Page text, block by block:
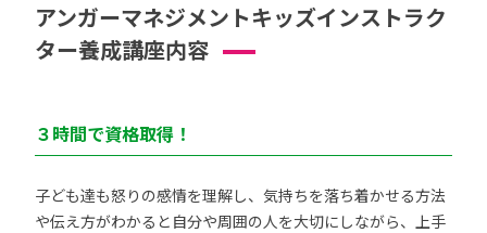
アンガーマネジメントキッズインストラク
ター養成講座内容
３時間で資格取得！
子ども達も怒りの感情を理解し、気持ちを落ち着かせる方法
や伝え方がわかると自分や周囲の人を大切にしながら、上手